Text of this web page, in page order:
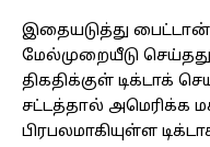
இதையடுத்து
மேல்முறையீடு
திகதிக்குள் டிக்டாக்
சட்டத்தால் அமெரிக்க
பிரபலமாகியுள்ள